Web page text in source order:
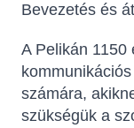
Bevezetés és
A Pelikán 1150
számára,
szükségük a